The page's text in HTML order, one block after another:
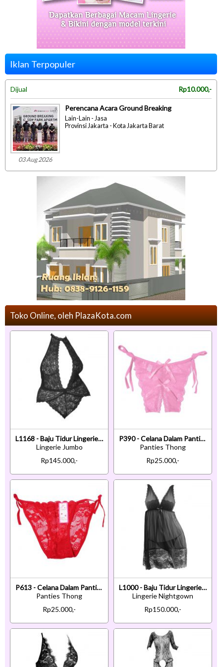
Iklan Terpopuler
Dijual Rp10.000,-
03 Aug 2026
Perencana Acara Ground Breaking
Lain-Lain - Jasa
Provinsi Jakarta - Kota Jakarta Barat
Toko Online, oleh PlazaKota.com
L1168 - Baju Tidur Lingerie Jumbo Big Size Teddy Bodysuit Halter Hitam Transparan
Lingerie Jumbo
Rp145.000,-
P390 - Celana Dalam Panties Thong Pink Transparan Ikat Samping Crotchless
Panties Thong
Rp25.000,-
P613 - Celana Dalam Panties Thong Merah Transparan Ikat Samping
Panties Thong
Rp25.000,-
L1000 - Baju Tidur Lingerie Nightgown Sleepwear Midi Dress Hitam Transparan
Lingerie Nightgown
Rp150.000,-